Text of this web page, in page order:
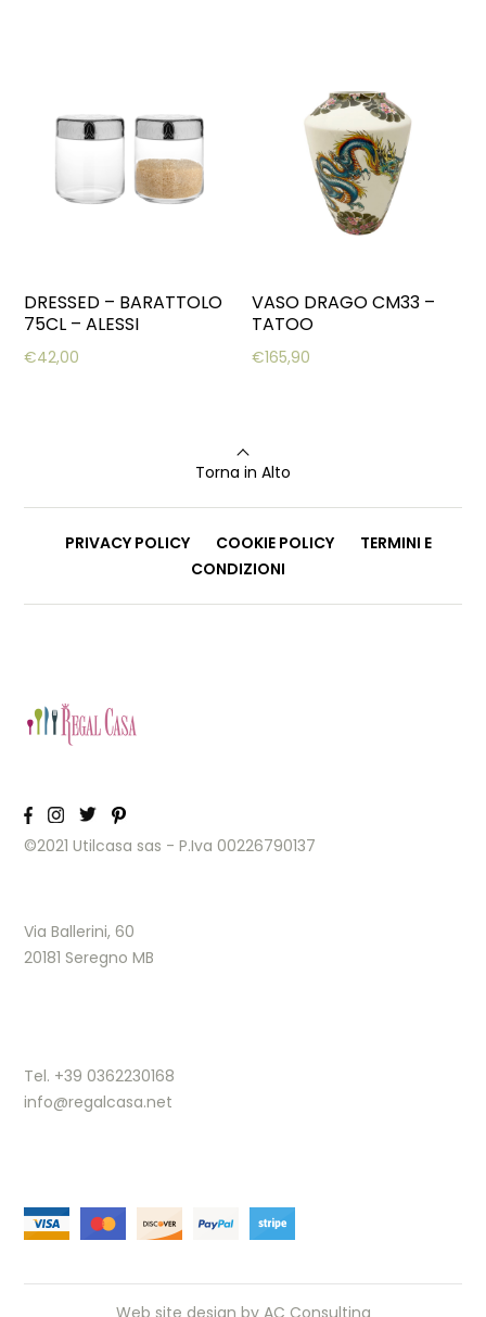
DRESSED – BARATTOLO
75CL – ALESSI
€42,00
VASO DRAGO CM33 –
TATOO
€165,90
Torna in Alto
PRIVACY POLICY COOKIE POLICY
TERMINI E
CONDIZIONI
©2021 Utilcasa sas - P.Iva 00226790137
Via Ballerini, 60
20181 Seregno MB
Tel. +39 0362230168
info@regalcasa.net
Web site design by AC Consulting